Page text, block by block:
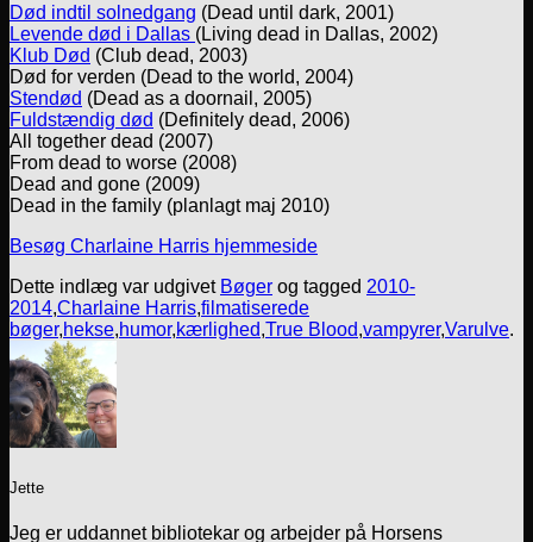
Død indtil solnedgang (Dead until dark, 2001)
Levende død i Dallas (Living dead in Dallas, 2002)
Klub Død (Club dead, 2003)
Død for verden (Dead to the world, 2004)
Stendød (Dead as a doornail, 2005)
Fuldstændig død (Definitely dead, 2006)
All together dead (2007)
From dead to worse (2008)
Dead and gone (2009)
Dead in the family (planlagt maj 2010)
Besøg Charlaine Harris hjemmeside
Dette indlæg var udgivet Bøger og tagged 2010-
2014,Charlaine Harris,filmatiserede
bøger,hekse,humor,kærlighed,True Blood,vampyrer,Varulve.
Jette
Jeg er uddannet bibliotekar og arbejder på Horsens